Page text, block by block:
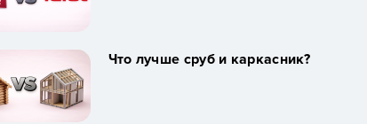
Что лучше сруб и каркасник?